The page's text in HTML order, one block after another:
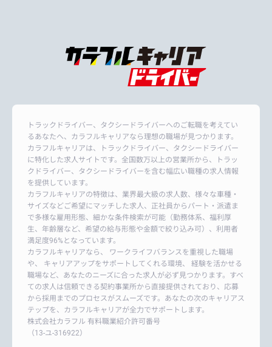
トラックドライバー、タクシードライバーへのご転職を考えてい
るあなたへ、カラフルキャリアなら理想の職場が見つかります。
カラフルキャリアは、トラックドライバー、タクシードライバー
に特化した求人サイトです。全国数万以上の営業所から、トラッ
クドライバー、タクシードライバーを含む幅広い職種の求人情報
を提供しています。
カラフルキャリアの特徴は、業界最大級の求人数、様々な車種・
サイズなどご希望にマッチした求人、正社員からパート・派遣ま
で多様な雇用形態、細かな条件検索が可能（勤務体系、福利厚
生、年齢層など、希望の給与形態や金額で絞り込み可）、利用者
満足度96%となっています。
カラフルキャリアなら、 ワークライフバランスを重視した職場
や、 キャリアアップをサポートしてくれる環境、 経験を活かせる
職場など、あなたのニーズに合った求人が必ず見つかります。すべ
ての求人は信頼できる契約事業所から直接提供されており、応募
から採用までのプロセスがスムーズです。あなたの次のキャリアス
テップを、カラフルキャリアが全力でサポートします。
株式会社カラフル 有料職業紹介許可番号
（13-ユ-316922）